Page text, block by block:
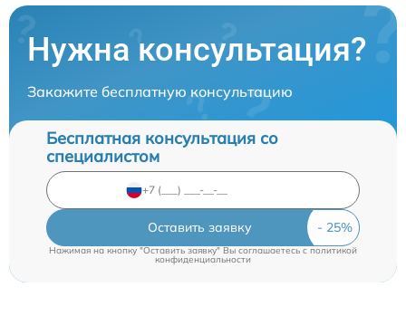
Нужна консультация?
Закажите бесплатную консультацию
Бесплатная консультация со
специалистом
Оставить заявку
Нажимая на кнопку "Оставить заявку" Вы соглашаетесь cполитикой
конфиденциальности